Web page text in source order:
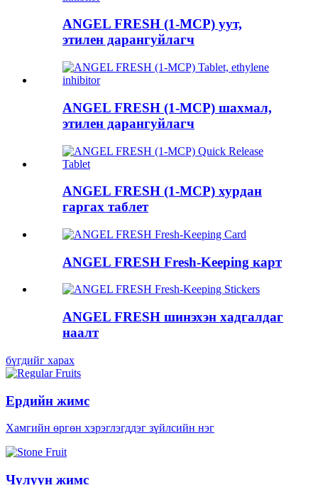
ANGEL FRESH (1-MCP) уут,
этилен дарангуйлагч
ANGEL FRESH (1-MCP) шахмал,
этилен дарангуйлагч
ANGEL FRESH (1-MCP) хурдан
гаргах таблет
ANGEL FRESH Fresh-Keeping карт
ANGEL FRESH шинэхэн хадгалдаг
наалт
бүгдийг харах
Ердийн жимс
Хамгийн өргөн хэрэглэгддэг зүйлсийн нэг
Чулуун жимс